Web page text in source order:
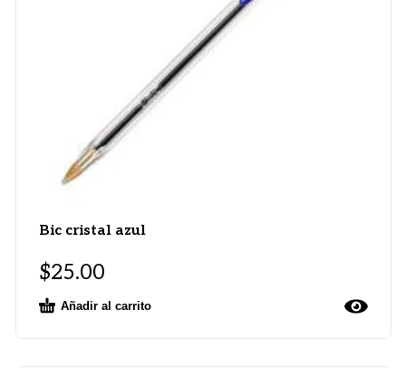
Bic cristal azul
$25.00
Añadir al carrito